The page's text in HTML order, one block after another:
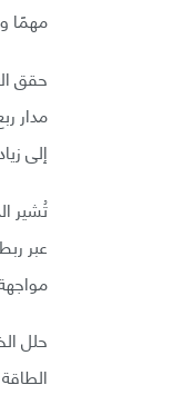
مهمًا
مدار
إلى
تُشير
عبر